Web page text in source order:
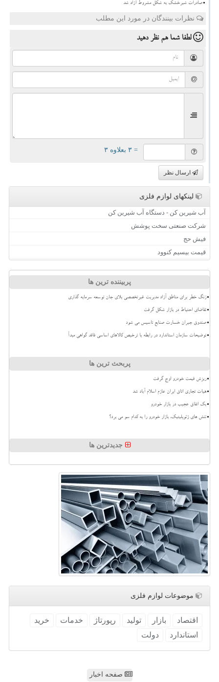
صادرات شیرخشک به شکل مشروط آزاد شد
نظرات بینندگان در مورد این مطلب
لطفا شما همنظر دهید
= ۳ بعلاوه ۳
ارسال نظر
لینکهای لوازم فلزی
آب شیرین کن - دستگاه آب شیرین کن
شرکت صنعتی سخت پوشش
فیش حج
قیمت بیسیم کنوود
پربیننده ترین ها
زنگ خطر برای مناطق آزاد مدیریت غیرتخصصی بلای جان توسعه سرمایه گذاری
تقاضای احتیاط در بازار شکل گرفت
صندوق جبران خسارت صنایع تاسیس می شود
توضیحات سازمان استاندارد در رابطه با ترخیص کالاهای اساسی فاقد گواهی مبدأ
پربحث ترین ها
ریزش قیمت خودرو اوج گرفت
هیات تجاری اتاق ایران عازم اسلام آباد شد
بک اتفاق عجیب در بازار خودرو
تنش های ژئوپلیتیک، بازار خودرو را به کدام سو می برد؟
جدیدترین ها
موضوعات لوازم فلزی
اقتصاد بازار تولید رپورتاژ خدمات
خرید
استاندارد
دولت
صفحه اخبار